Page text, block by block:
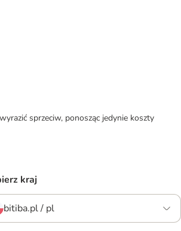
sprzeciw, ponosząc jedynie koszty
kraj
bitiba.pl / pl